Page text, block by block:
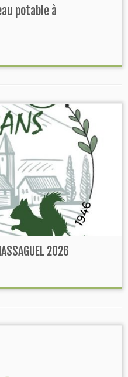
potable à
2026